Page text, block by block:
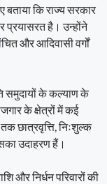
कि राज्य सरकार
प्रयासरत है। उन्होंने
और आदिवासी वर्गों
समुदायों के कल्याण के
के क्षेत्रों में कई
छात्रवृत्ति, निःशुल्क
उदाहरण हैं।
और निर्धन परिवारों की